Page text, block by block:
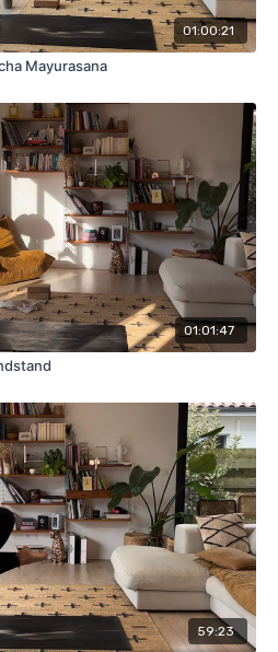
01:00:21
Mayurasana
01:01:47
59:23